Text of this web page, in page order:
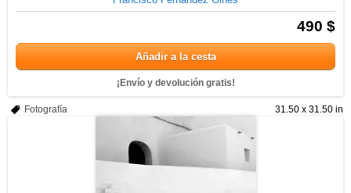
490 $
Añadir a la cesta
¡Envío y devolución gratis!
31.50 x 31.50 in
Fotografía